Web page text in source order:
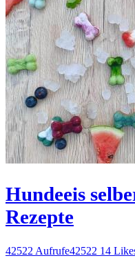
Hundeeis
Rezepte
42522 Aufrufe42522 14